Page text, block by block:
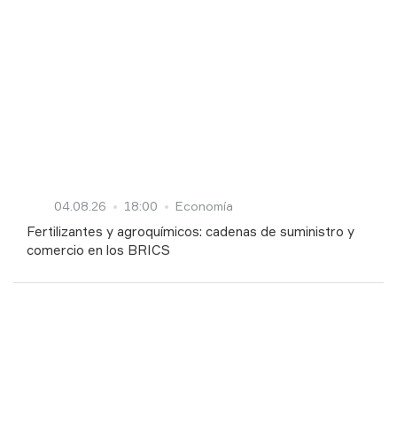
04.08.26 18:00 Economía
Fertilizantes y agroquímicos: cadenas de suministro y
comercio en los BRICS